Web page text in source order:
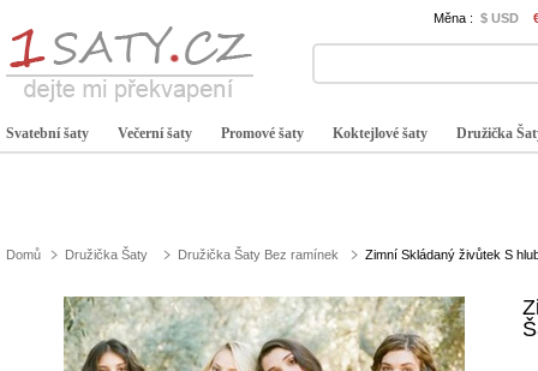
Měna : $ USD
Svatební šaty Večerní šaty Promové šaty Koktejlové šaty Družička
Domů Družička Šaty Družička Šaty Bez ramínek Zimní Skládaný živůtek S